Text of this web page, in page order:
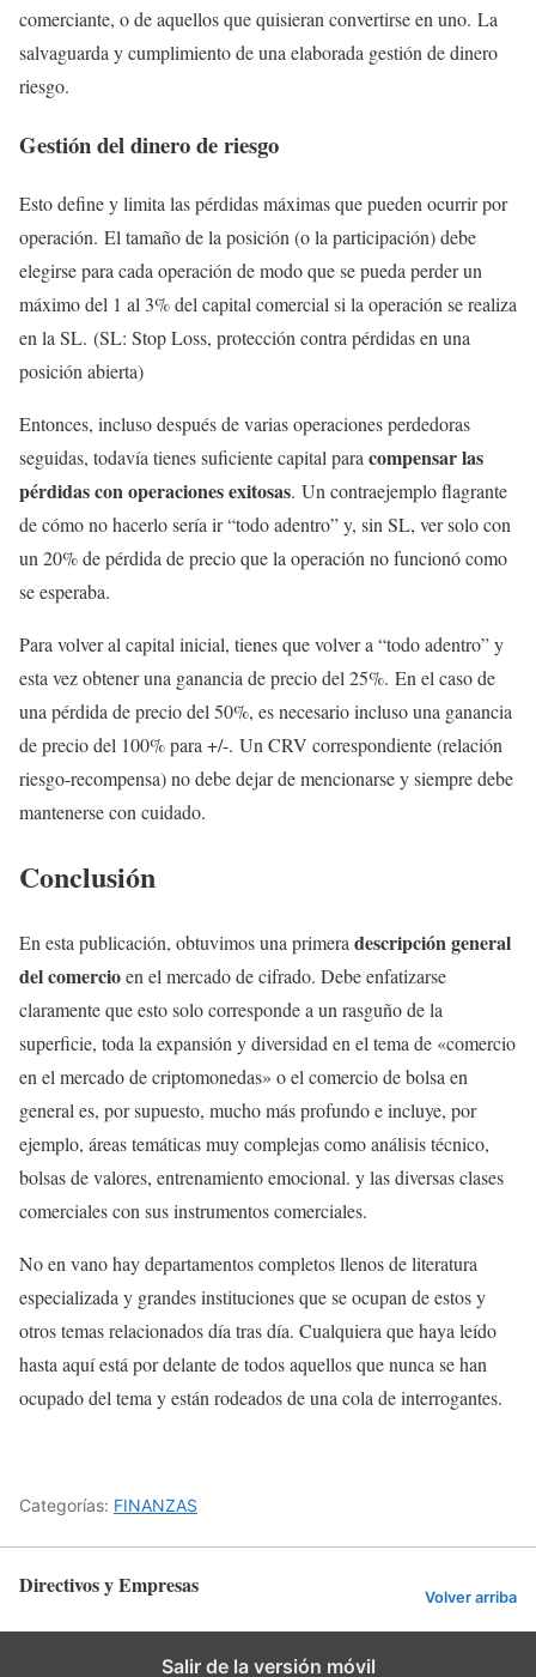
comerciante, o de aquellos que quisieran convertirse en uno. La
salvaguarda y cumplimiento de una elaborada gestión de dinero
riesgo.
Gestión del dinero de riesgo
Esto define y limita las pérdidas máximas que pueden ocurrir por
operación. El tamaño de la posición (o la participación) debe
elegirse para cada operación de modo que se pueda perder un
máximo del 1 al 3% del capital comercial si la operación se realiza
en la SL. (SL: Stop Loss, protección contra pérdidas en una
posición abierta)
Entonces, incluso después de varias operaciones perdedoras
seguidas, todavía tienes suficiente capital para compensar las
pérdidas con operaciones exitosas. Un contraejemplo flagrante
de cómo no hacerlo sería ir “todo adentro” y, sin SL, ver solo con
un 20% de pérdida de precio que la operación no funcionó como
se esperaba.
Para volver al capital inicial, tienes que volver a “todo adentro” y
esta vez obtener una ganancia de precio del 25%. En el caso de
una pérdida de precio del 50%, es necesario incluso una ganancia
de precio del 100% para +/-. Un CRV correspondiente (relación
riesgo-recompensa) no debe dejar de mencionarse y siempre debe
mantenerse con cuidado.
Conclusión
En esta publicación, obtuvimos una primeradescripción general
del comercioen el mercado de cifrado. Debe enfatizarse
claramente que esto solo corresponde a un rasguño de la
superficie, toda la expansión y diversidad en el tema de «comercio
en el mercado de criptomonedas» o el comercio de bolsa en
general es, por supuesto, mucho más profundo e incluye, por
ejemplo, áreas temáticas muy complejas como análisis técnico,
bolsas de valores, entrenamiento emocional. y las diversas clases
comerciales con sus instrumentos comerciales.
No en vano hay departamentos completos llenos de literatura
especializada y grandes instituciones que se ocupan de estos y
otros temas relacionados día tras día. Cualquiera que haya leído
hasta aquí está por delante de todos aquellos que nunca se han
ocupado del tema y están rodeados de una cola de interrogantes.
Categorías: FINANZAS
Directivos y Empresas Volver arriba
Salir de la versión móvil